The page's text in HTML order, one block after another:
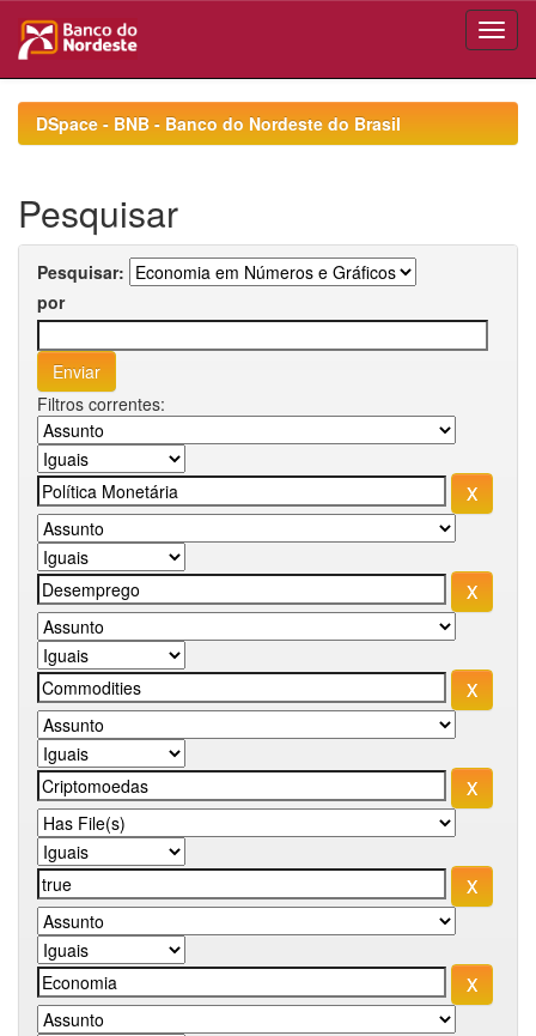
navigationDSpace - BNB - Banco do Nordeste do Brasil
Pesquisar
Pesquisar:
por
Filtros correntes: